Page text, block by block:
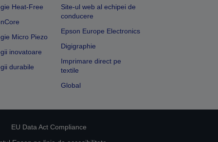
Heat-Free
Micro Piezo
inovatoare
durabile
Site-ul web al echipei de
conducere
Epson Europe Electronics
Digigraphie
Imprimare direct pe
textile
Global
EU Data Act Compliance